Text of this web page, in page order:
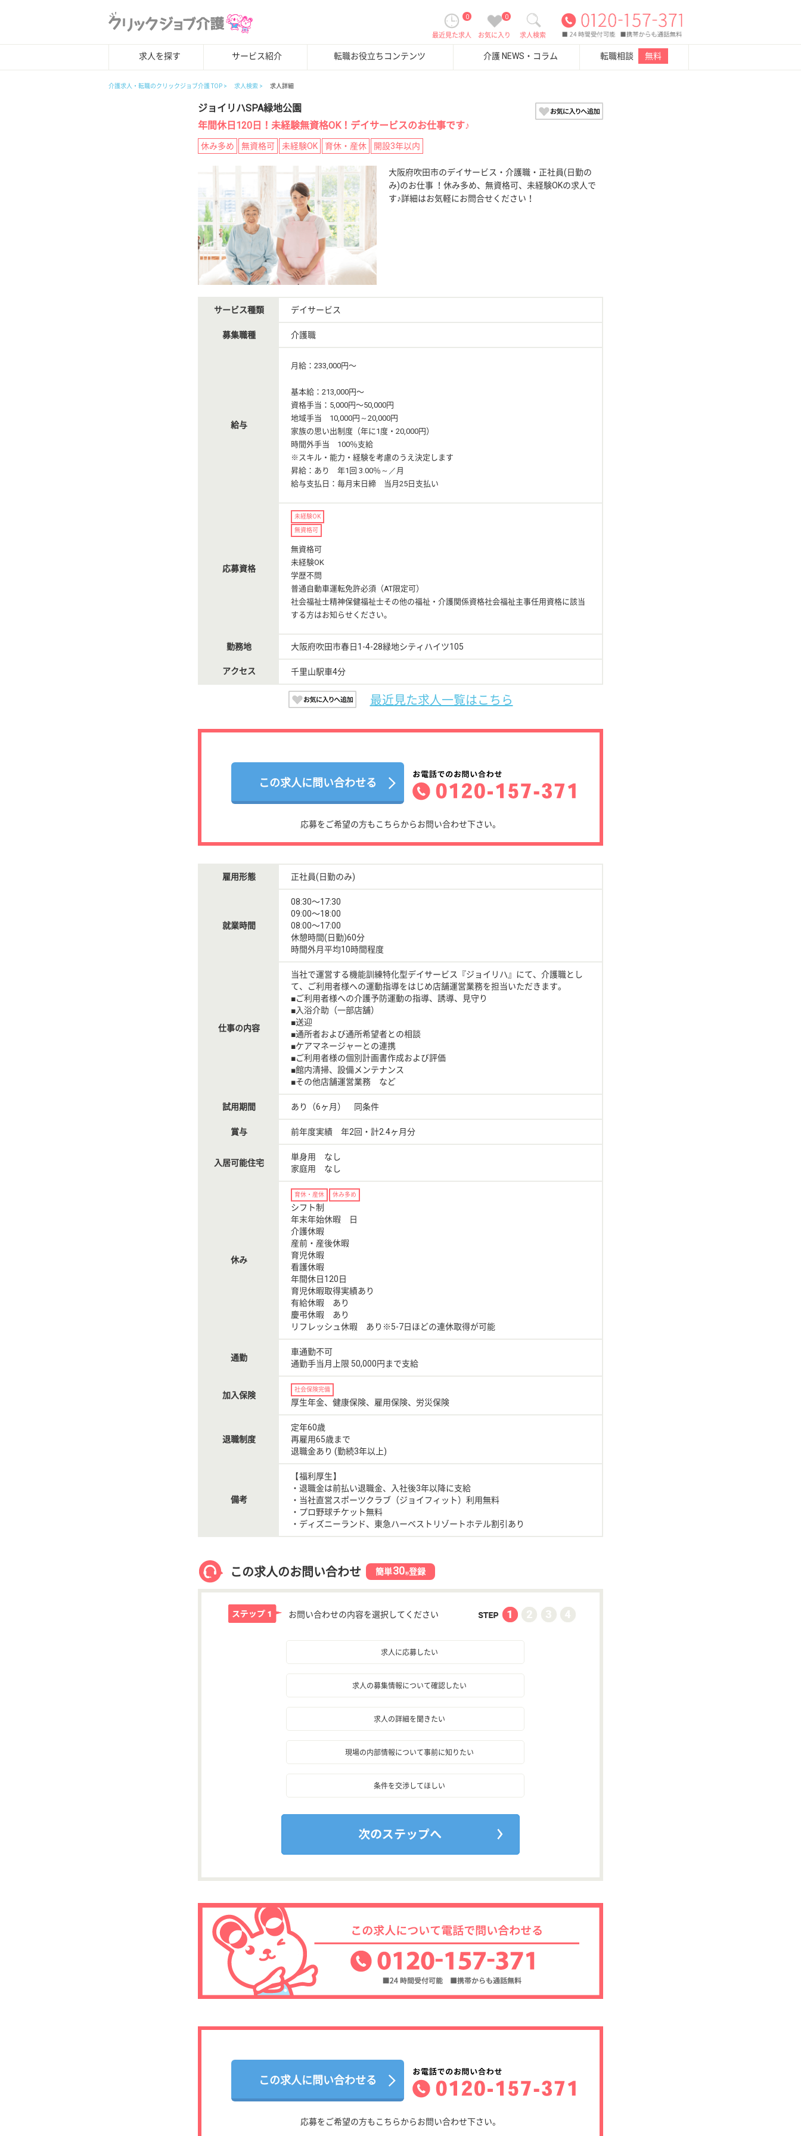
求人検索
0
お気に入り
0
最近見た求人
求人を探す サービス紹介 転職お役立ちコンテンツ 介護 NEWS・コラム 転職相談 無料
介護求人・転職のクリックジョブ介護 TOP 求人検索 求人詳細
ジョイリハSPA緑地公園
年間休日120日！未経験無資格OK！デイサービスのお仕事です♪
休み多め 無資格可 未経験OK 育休・産休 開設3年以内
大阪府吹田市のデイサービス・介護職・正社員(日勤の
み)のお仕事 ！休み多め、無資格可、未経験OKの求人で
す♪詳細はお気軽にお問合せください！
サービス種類 デイサービス
募集職種 介護職
給与
月給：233,000円〜
基本給：213,000円〜
資格手当：5,000円〜50,000円
地域手当 10,000円～20,000円
家族の思い出制度（年に1度・20,000円）
時間外手当 100％支給
※スキル・能力・経験を考慮のうえ決定します
昇給：あり 年1回 3.00％～／月
給与支払日：毎月末日締 当月25日支払い
応募資格
未経験OK
無資格可
無資格可
未経験OK
学歴不問
普通自動車運転免許必須（AT限定可）
社会福祉士精神保健福祉士その他の福祉・介護関係資格社会福祉主事任用資格に該当
する方はお知らせください。
勤務地 大阪府吹田市春日1-4-28緑地シティハイツ105
アクセス 千里山駅車4分
最近見た求人一覧はこちら
この求人に問い合わせる
応募をご希望の方もこちらからお問い合わせ下さい。
雇用形態 正社員(日勤のみ)
就業時間
08:30〜17:30
09:00〜18:00
08:00〜17:00
休憩時間(日勤)60分
時間外月平均10時間程度
仕事の内容
当社で運営する機能訓練特化型デイサービス『ジョイリハ』にて、介護職とし
て、ご利用者様への運動指導をはじめ店舗運営業務を担当いただきます。
■ご利用者様への介護予防運動の指導、誘導、見守り
■入浴介助（一部店舗）
■送迎
■通所者および通所希望者との相談
■ケアマネージャーとの連携
■ご利用者様の個別計画書作成および評価
■館内清掃、設備メンテナンス
■その他店舗運営業務 など
試用期間 あり（6ヶ月） 同条件
賞与 前年度実績 年2回・計2.4ヶ月分
入居可能住宅
単身用 なし
家庭用 なし
休み
育休・産休 休み多め
シフト制
年末年始休暇 日
介護休暇
産前・産後休暇
育児休暇
看護休暇
年間休日120日
育児休暇取得実績あり
有給休暇 あり
慶弔休暇 あり
リフレッシュ休暇 あり※5-7日ほどの連休取得が可能
通勤
車通勤不可
通勤手当月上限 50,000円まで支給
加入保険
社会保険完備
厚生年金、健康保険、雇用保険、労災保険
退職制度
定年60歳
再雇用65歳まで
退職金あり (勤続3年以上)
備考
【福利厚生】
・退職金は前払い退職金、入社後3年以降に支給
・当社直営スポーツクラブ（ジョイフィット）利用無料
・プロ野球チケット無料
・ディズニーランド、東急ハーベストリゾートホテル割引あり
この求人のお問い合わせ 簡単30秒登録
お問い合わせの内容を選択してください
求人に応募したい
求人の募集情報について確認したい
求人の詳細を聞きたい
現場の内部情報について事前に知りたい
条件を交渉してほしい
この求人に問い合わせる
応募をご希望の方もこちらからお問い合わせ下さい。